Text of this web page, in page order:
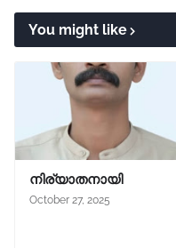
You might like
നിര്യാതനായി
October 27, 2025